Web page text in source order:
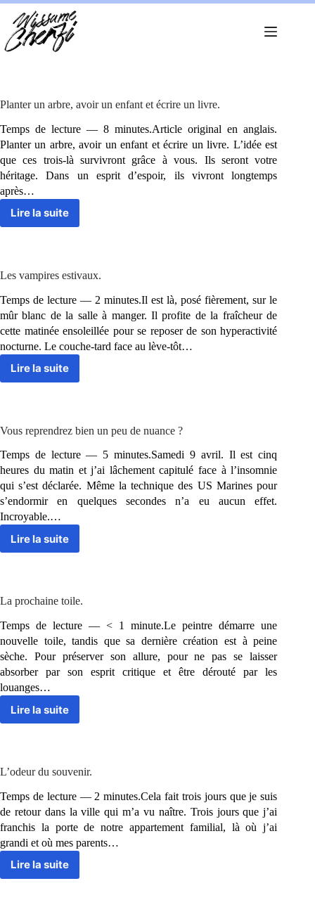
Passer
contenu
Planter un arbre, avoir un enfant et écrire un livre.
Temps de lecture — 8 minutes.Article original en anglais.
Planter un arbre, avoir un enfant et écrire un livre. L’idée est
que ces trois-là survivront grâce à vous. Ils seront votre
héritage. Dans un esprit d’espoir, ils vivront longtemps
après…
Lire la suite
Planter
un
enfant
et
écrire
un
livre.
Les vampires estivaux.
Temps de lecture — 2 minutes.Il est là, posé fièrement, sur le
mûr blanc de la salle à manger. Il profite de la fraîcheur de
cette matinée ensoleillée pour se reposer de son hyperactivité
nocturne. Le couche-tard face au lève-tôt…
Lire la suite
Les
vampires
Vous reprendrez bien un peu de nuance ?
Temps de lecture — 5 minutes.Samedi 9 avril. Il est cinq
heures du matin et j’ai lâchement capitulé face à l’insomnie
qui s’est déclarée. Même la technique des US Marines pour
s’endormir en quelques secondes n’a eu aucun effet.
Incroyable.…
Lire la suite
Vous
peu
nuance
La prochaine toile.
Temps de lecture — < 1 minute.Le peintre démarre une
nouvelle toile, tandis que sa dernière création est à peine
sèche. Pour préserver son allure, pour ne pas se laisser
absorber par son esprit critique et être dérouté par les
louanges…
Lire la suite
La
L’odeur du souvenir.
Temps de lecture — 2 minutes.Cela fait trois jours que je suis
de retour dans la ville qui m’a vu naître. Trois jours que j’ai
franchis la porte de notre appartement familial, là où j’ai
grandi et où mes parents…
Lire la suite
L’odeur